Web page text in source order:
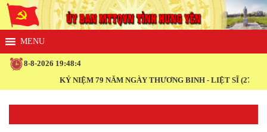
8-8-2026 19:48:4
KỶ NIỆM 79 NĂM NGÀY THƯƠNG BINH - LIỆT SĨ (27/7/